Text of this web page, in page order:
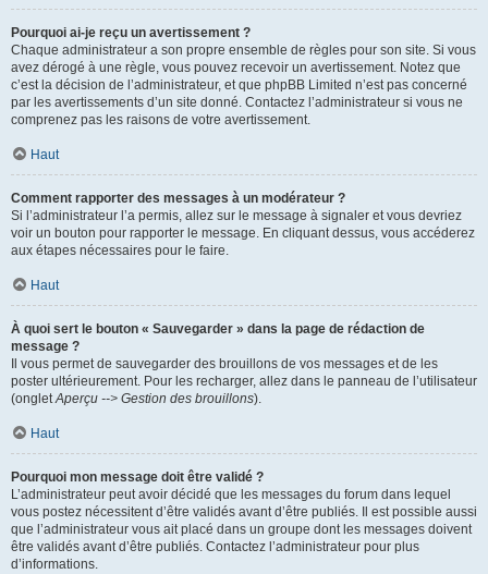
Pourquoi ai-je reçu un avertissement ?
Chaque administrateur a son propre ensemble de règles pour son site. Si vous
avez dérogé à une règle, vous pouvez recevoir un avertissement. Notez que
c’est la décision de l’administrateur, et que phpBB Limited n’est pas concerné
par les avertissements d’un site donné. Contactez l’administrateur si vous ne
comprenez pas les raisons de votre avertissement.
Haut
Comment rapporter des messages à un modérateur ?
Si l’administrateur l’a permis, allez sur le message à signaler et vous devriez
voir un bouton pour rapporter le message. En cliquant dessus, vous accéderez
aux étapes nécessaires pour le faire.
Haut
À quoi sert le bouton « Sauvegarder » dans la page de rédaction de
message ?
Il vous permet de sauvegarder des brouillons de vos messages et de les
poster ultérieurement. Pour les recharger, allez dans le panneau de l’utilisateur
(ongletAperçu --> Gestion des brouillons).
Haut
Pourquoi mon message doit être validé ?
L’administrateur peut avoir décidé que les messages du forum dans lequel
vous postez nécessitent d’être validés avant d’être publiés. Il est possible aussi
que l’administrateur vous ait placé dans un groupe dont les messages doivent
être validés avant d’être publiés. Contactez l’administrateur pour plus
d’informations.